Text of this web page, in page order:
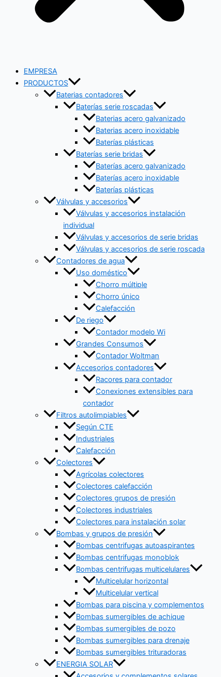
EMPRESA
PRODUCTOS
Baterias contadores
Baterías serie roscadas
Baterias acero galvanizado
Baterias acero inoxidable
Baterías plásticas
Baterías serie bridas
Baterías acero galvanizado
Baterías acero inoxidable
Baterías plásticas
Válvulas y accesorios
Válvulas y accesorios instalación
individual
Válvulas y accesorios de serie bridas
Válvulas y accesorios de serie roscada
Contadores de agua
Uso doméstico
Chorro múltiple
Chorro único
Calefacción
De riego
Contador modelo Wi
Grandes Consumos
Contador Woltman
Accesorios contadores
Racores para contador
Conexiones extensibles para
contador
Filtros autolimpiables
Según CTE
Industriales
Calefacción
Colectores
Agrícolas colectores
Colectores calefacción
Colectores grupos de presión
Colectores industriales
Colectores para instalación solar
Bombas y grupos de presión
Bombas centrifugas autoaspirantes
Bombas centrifugas monoblok
Bombas centrifugas multicelulares
Multicelular horizontal
Multicelular vertical
Bombas para piscina y complementos
Bombas sumergibles de achique
Bombas sumergibles de pozo
Bombas sumergibles para drenaje
Bombas sumergibles trituradoras
ENERGIA SOLAR